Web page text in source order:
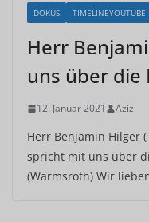
DOKUS TIMELINEYOUTUBE
Herr
uns über die
12. Januar 2021 Aziz
Herr Benjamin Hilger
spricht mit uns über
(Warmsroth) Wir